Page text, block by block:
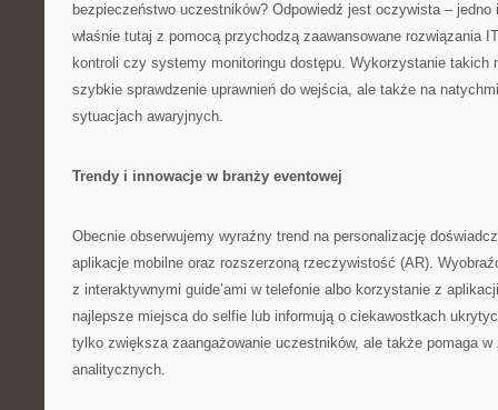
bezpieczeństwo uczestników? Odpowiedź jest oczywista –
właśnie tutaj z pomocą przychodzą zaawansowane rozwiązania
kontroli czy systemy monitoringu dostępu. Wykorzystanie takich
szybkie sprawdzenie uprawnień do wejścia, ale także na
sytuacjach awaryjnych.
Trendy i innowacje w branży eventowej
Obecnie obserwujemy wyraźny trend na personalizację
aplikacje mobilne oraz rozszerzoną rzeczywistość (AR).
z interaktywnymi guide’ami w telefonie albo korzystanie z
najlepsze miejsca do selfie lub informują o ciekawostkach
tylko zwiększa zaangażowanie uczestników, ale także pomaga
analitycznych.